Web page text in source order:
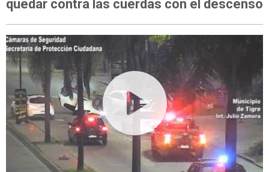
quedar contra las cuerdas con el descenso